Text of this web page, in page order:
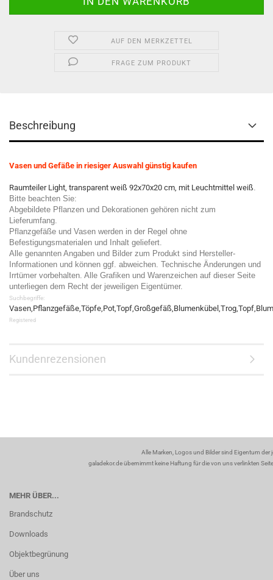
AUF DEN MERKZETTEL
FRAGE ZUM PRODUKT
Beschreibung
Vasen und Gefäße in riesiger Auswahl günstig kaufen
Raumteiler Light, transparent weiß 92x70x20 cm, mit Leuchtmittel weiß.
Bitte beachten Sie:
Abgebildete Pflanzen und Dekorationen gehören nicht zum
Lieferumfang.
Pflanzgefäße und Vasen werden in der Regel ohne
Befestigungsmaterialen und Inhalt geliefert.
Alle genannten Angaben und Bilder zum Produkt sind Hersteller-
Informationen und können ggf. abweichen. Technische Änderungen und
Irrtümer vorbehalten. Alle Grafiken und Warenzeichen auf dieser Seite
unterliegen dem Recht der jeweiligen Eigentümer.
Suchbegriffe:
Registered
Kundenrezensionen
Alle Marken, Logos und Bilder sind Eigentum
galadekor.de übernimmt keine Haftung für die von uns verlinkten
MEHR ÜBER...
Brandschutz
Downloads
Objektbegrünung
Über uns